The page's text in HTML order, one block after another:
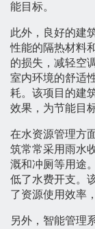
能目标。
此外，良好的建
性能的隔热材料
的损失，减轻空
室内环境的舒适
耗。该项目的建
效果，为节能目
在水资源管理方
筑常常采用雨水
溉和冲厕等用途
低了水费开支。
了资源使用效率
另外，智能管理